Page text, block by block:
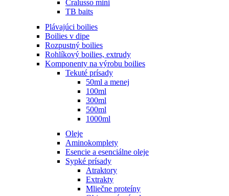
Cralusso mini
TB baits
Plávajúci boilies
Boilies v dipe
Rozpustný boilies
Rohlíkový boilies, extrudy
Komponenty na výrobu boilies
Tekuté prísady
50ml a menej
100ml
300ml
500ml
1000ml
Oleje
Aminokomplety
Esencie a esenciálne oleje
Sypké prísady
Atraktory
Extrakty
Mliečne proteíny